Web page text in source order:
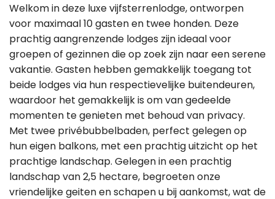
Welkom in deze luxe vijfsterrenlodge, ontworpen
voor maximaal 10 gasten en twee honden. Deze
prachtig aangrenzende lodges zijn ideaal voor
groepen of gezinnen die op zoek zijn naar een serene
vakantie. Gasten hebben gemakkelijk toegang tot
beide lodges via hun respectievelijke buitendeuren,
waardoor het gemakkelijk is om van gedeelde
momenten te genieten met behoud van privacy.
Met twee privébubbelbaden, perfect gelegen op
hun eigen balkons, met een prachtig uitzicht op het
prachtige landschap. Gelegen in een prachtig
landschap van 2,5 hectare, begroeten onze
vriendelijke geiten en schapen u bij aankomst, wat de